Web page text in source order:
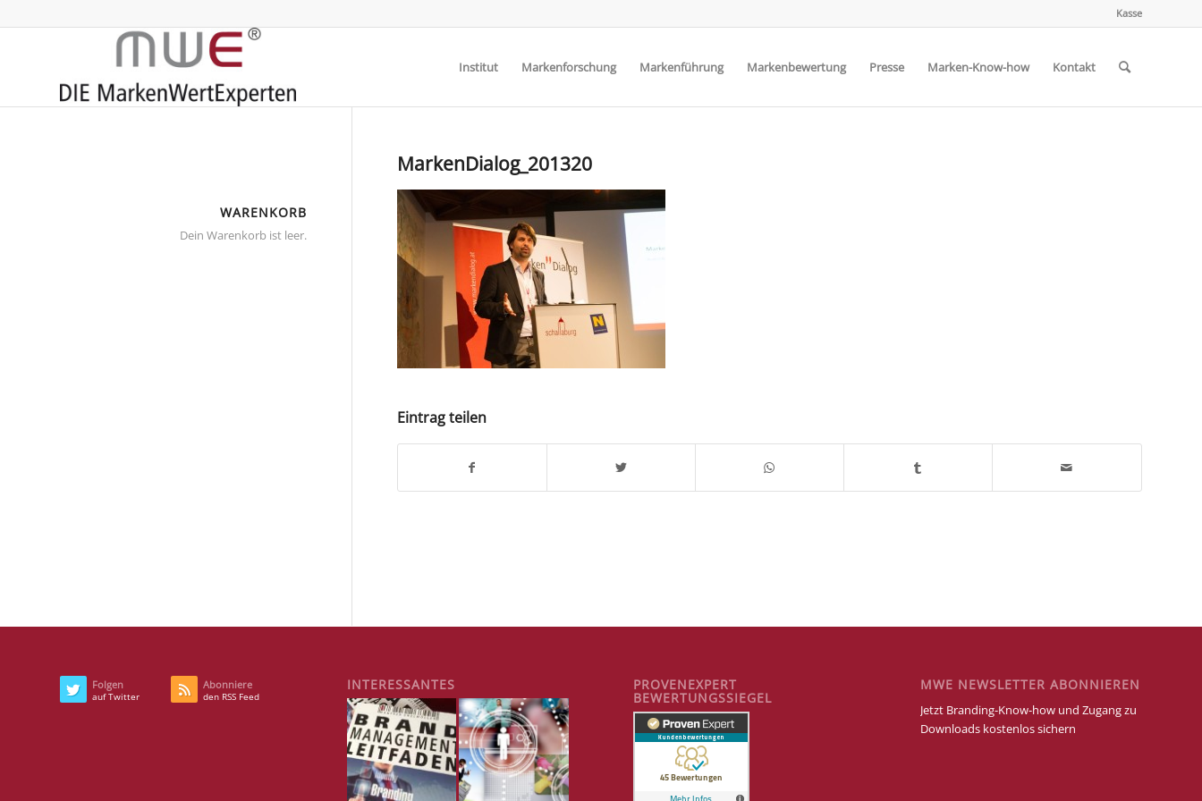
Kasse
Institut Markenforschung Markenführung Markenbewertung Presse Marken-Know-how Kontakt
MarkenDialog_201320
Eintrag teilen
WARENKORB
Dein Warenkorb ist leer.
Folgen
auf Twitter
Abonniere
den RSS Feed
INTERESSANTES PROVENEXPERT
BEWERTUNGSSIEGEL
MWE NEWSLETTER ABONNIEREN
Jetzt Branding-Know-how und Zugang zu
Downloads kostenlos sichern